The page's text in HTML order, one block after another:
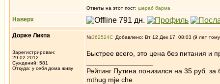
Ответы на этот пост: шераб барма
Наверх
Дорже Ликпа
Зарегистрирован:
29.02.2012
Суждений: 581
Откуда: у себя дома живу
№362524 Добавлено: Вт 12 Дек 17, 08:03 (9 лет
Быстрее всего, это цена без питания и
Рейтинг Путина понизился на 35 руб. за
mthug mje che